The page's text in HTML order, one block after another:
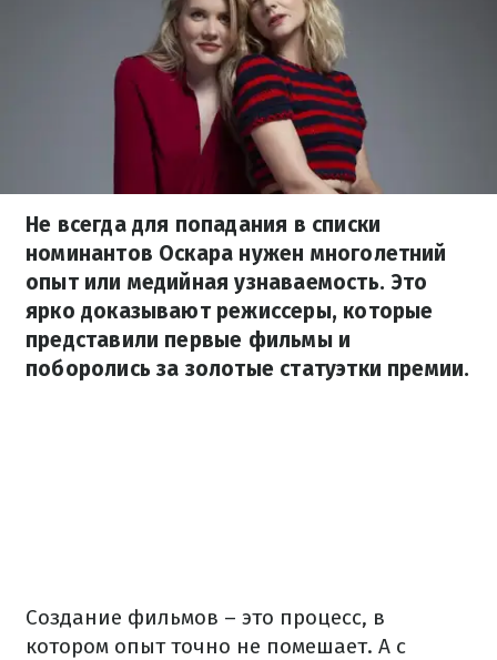
Не всегда для попадания в списки
номинантов Оскара нужен многолетний
опыт или медийная узнаваемость. Это
ярко доказывают режиссеры, которые
представили первые фильмы и
поборолись за золотые статуэтки премии.
Создание фильмов – это процесс, в
котором опыт точно не помешает. А с